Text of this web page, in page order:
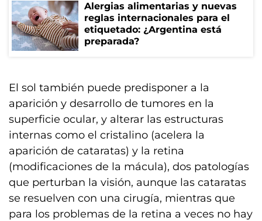
Alergias alimentarias y nuevas
reglas internacionales para el
etiquetado: ¿Argentina está
preparada?
El sol también puede predisponer a la
aparición y desarrollo de tumores en la
superficie ocular, y alterar las estructuras
internas como el cristalino (acelera la
aparición de cataratas) y la retina
(modificaciones de la mácula), dos patologías
que perturban la visión, aunque las cataratas
se resuelven con una cirugía, mientras que
para los problemas de la retina a veces no hay